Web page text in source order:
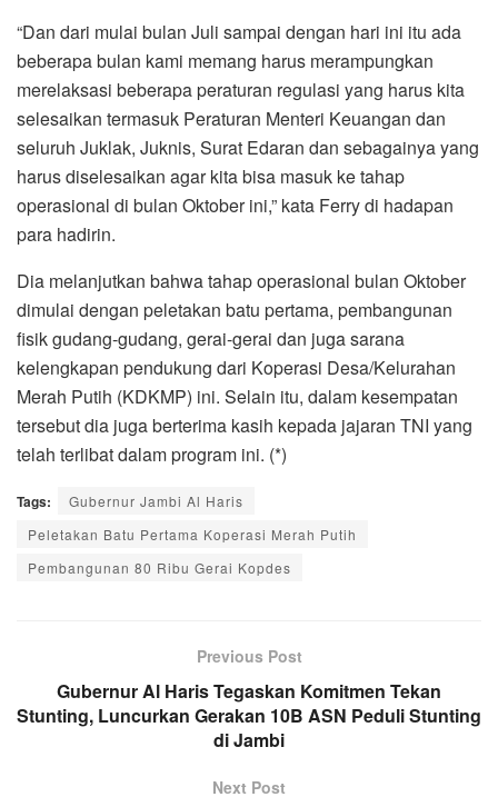
“Dan dari mulai bulan Juli sampai dengan hari ini itu ada
beberapa bulan kami memang harus merampungkan
merelaksasi beberapa peraturan regulasi yang harus kita
selesaikan termasuk Peraturan Menteri Keuangan dan
seluruh Juklak, Juknis, Surat Edaran dan sebagainya yang
harus diselesaikan agar kita bisa masuk ke tahap
operasional di bulan Oktober ini,” kata Ferry di hadapan
para hadirin.
Dia melanjutkan bahwa tahap operasional bulan Oktober
dimulai dengan peletakan batu pertama, pembangunan
fisik gudang-gudang, gerai-gerai dan juga sarana
kelengkapan pendukung dari Koperasi Desa/Kelurahan
Merah Putih (KDKMP) ini. Selain itu, dalam kesempatan
tersebut dia juga berterima kasih kepada jajaran TNI yang
telah terlibat dalam program ini. (*)
Tags:
Gubernur Jambi Al Haris
Peletakan Batu Pertama Koperasi Merah Putih
Pembangunan 80 Ribu Gerai Kopdes
Previous Post
Gubernur Al Haris Tegaskan Komitmen Tekan
Stunting, Luncurkan Gerakan 10B ASN Peduli Stunting
di Jambi
Next Post